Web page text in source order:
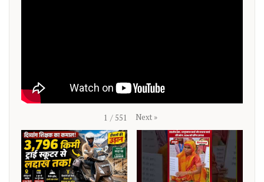
1 / 551 Next »